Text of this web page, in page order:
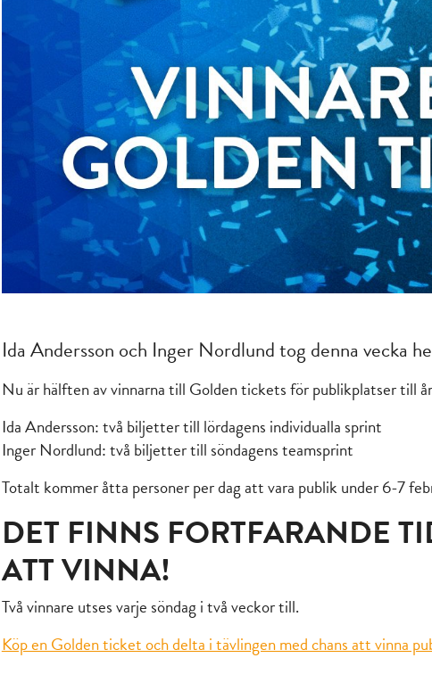
Ida Andersson och Inger Nordlund tog denna vecka
Nu är hälften av vinnarna till Golden tickets för publikplatser till
Ida Andersson: två biljetter till lördagens individualla sprint
Inger Nordlund: två biljetter till söndagens teamsprint
Totalt kommer åtta personer per dag att vara publik under 6-7
DET FINNS FORTFARANDE
ATT VINNA!
Två vinnare utses varje söndag i två veckor till.
Köp en Golden ticket och delta i tävlingen med chans att vinna